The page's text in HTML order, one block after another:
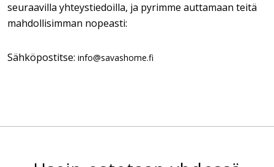
seuraavilla yhteystiedoilla, ja pyrimme auttamaan teitä
mahdollisimman nopeasti:
Sähköpostitse: info@savashome.fi